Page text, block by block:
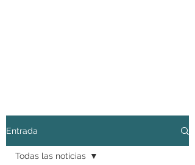
Entrada
Todas las noticias